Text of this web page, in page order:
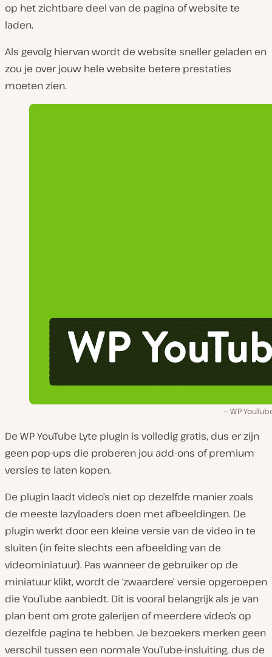
op het zichtbare deel van de pagina of website te
laden.
Als gevolg hiervan wordt de website sneller geladen en
zou je over jouw hele website betere prestaties
moeten zien.
WP
De WP YouTube Lyte plugin is volledig gratis, dus er zijn
geen pop-ups die proberen jou add-ons of premium
versies te laten kopen.
De plugin laadt video’s niet op dezelfde manier zoals
de meeste lazyloaders doen met afbeeldingen. De
plugin werkt door een kleine versie van de video in te
sluiten (in feite slechts een afbeelding van de
videominiatuur). Pas wanneer de gebruiker op de
miniatuur klikt, wordt de ‘zwaardere’ versie opgeroepen
die YouTube aanbiedt. Dit is vooral belangrijk als je van
plan bent om grote galerijen of meerdere video’s op
dezelfde pagina te hebben. Je bezoekers merken geen
verschil tussen een normale YouTube-insluiting, dus de